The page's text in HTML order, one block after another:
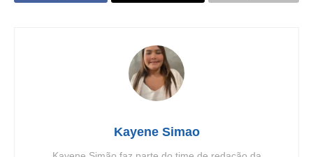
Kayene Simao